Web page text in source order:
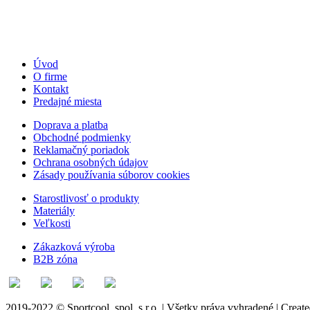
Úvod
O firme
Kontakt
Predajné miesta
Doprava a platba
Obchodné podmienky
Reklamačný poriadok
Ochrana osobných údajov
Zásady používania súborov cookies
Starostlivosť o produkty
Materiály
Veľkosti
Zákazková výroba
B2B zóna
2019-2022 © Sportcool, spol. s r.o. | Všetky práva vyhradené |